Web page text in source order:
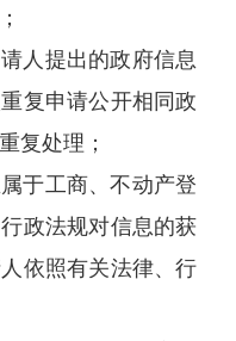
人提出的政府信息
复申请公开相同政
复处理；
于工商、不动产登
政法规对信息的获
依照有关法律、行